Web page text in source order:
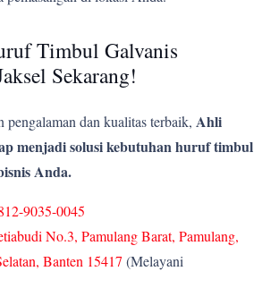
Timbul Galvanis
Sekarang!
pengalaman dan kualitas terbaik, Ahli
menjadi solusi kebutuhan huruf timbul
Anda.
9035-0045
No.3, Pamulang Barat, Pamulang,
Banten 15417 (Melayani